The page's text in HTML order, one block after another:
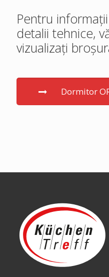
Pentru
detalii tehnice,
vizualizați
Dormitor